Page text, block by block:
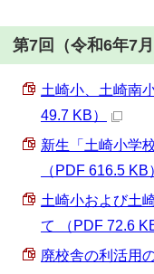
第7回（令和6年7月
土崎小、土崎南
49.7 KB）
新生「土崎小学
（PDF 616.5 KB
土崎小および土
て （PDF 72.6
廃校舎の利活用